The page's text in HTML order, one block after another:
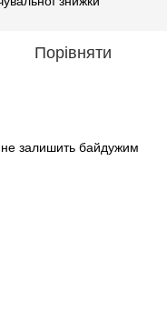
Порівняти
не залишить байдужим